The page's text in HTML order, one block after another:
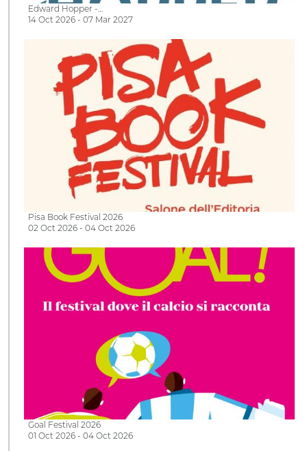
Edward Hopper -…
14 Oct 2026 - 07 Mar 2027
Pisa Book Festival 2026
02 Oct 2026 - 04 Oct 2026
Goal Festival 2026
01 Oct 2026 - 04 Oct 2026